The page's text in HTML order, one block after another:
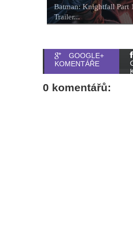
Batman: Knightfall Part
Trailer...
GOOGLE+
KOMENTÁŘE
0 komentářů: